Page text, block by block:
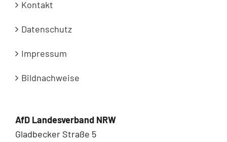
Kontakt
Datenschutz
Impressum
Bildnachweise
AfD Landesverband NRW
Gladbecker Straße 5